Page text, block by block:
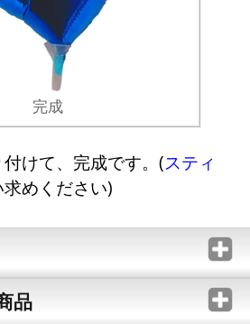
完成
けて、完成です。(スティ
めください)
品